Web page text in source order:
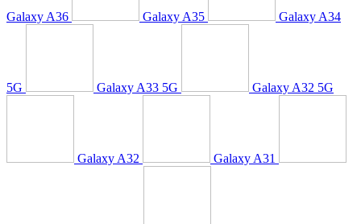
Galaxy A36 Galaxy A35 Galaxy A34
5G Galaxy A33 5G Galaxy A32 5G
Galaxy A32 Galaxy A31